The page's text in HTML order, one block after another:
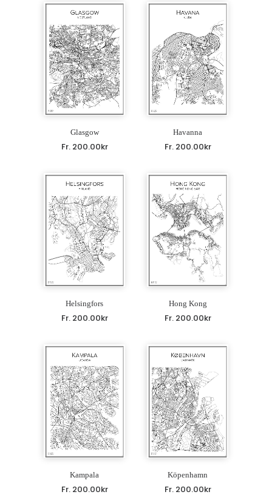
Glasgow
Fr. 200.00kr
Havanna
Fr. 200.00kr
Helsingfors
Fr. 200.00kr
Hong Kong
Fr. 200.00kr
Kampala
Fr. 200.00kr
Köpenhamn
Fr. 200.00kr